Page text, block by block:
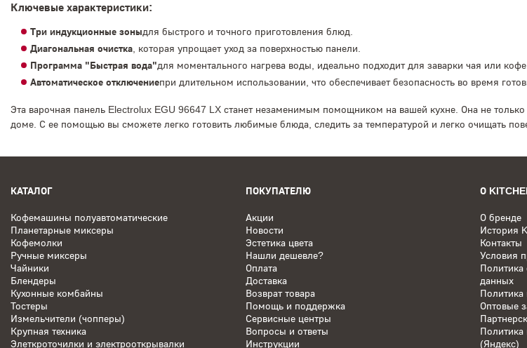
Ключевые характеристики:
Три индукционные зоныдля быстрого и точного приготовления блюд.
Диагональная очистка , которая упрощает уход за поверхностью панели.
Программа "Быстрая вода"для моментального нагрева воды, идеально подходит для заварки чая или кофе.
Автоматическое отключениепри длительном использовании, что обеспечивает безопасность во время
Эта варочная панель Electrolux EGU 96647 LX станет незаменимым помощником на вашей кухне. Она не
доме. С ее помощью вы сможете легко готовить любимые блюда, следить за температурой и легко очищать
КАТАЛОГ
Кофемашины полуавтоматические
Планетарные миксеры
Кофемолки
Ручные миксеры
Чайники
Блендеры
Кухонные комбайны
Тостеры
Измельчители (чопперы)
Крупная техника
Элеткроточилки и электрооткрывалки
ПОКУПАТЕЛЮ
Акции
Новости
Эстетика цвета
Нашли дешевле?
Оплата
Доставка
Возврат товара
Помощь и поддержка
Сервисные центры
Вопросы и ответы
Инструкции
О
О бренде
История
Контакты
Условия
Политика
данных
Политика
Оптовые
Политика
(Яндекс)